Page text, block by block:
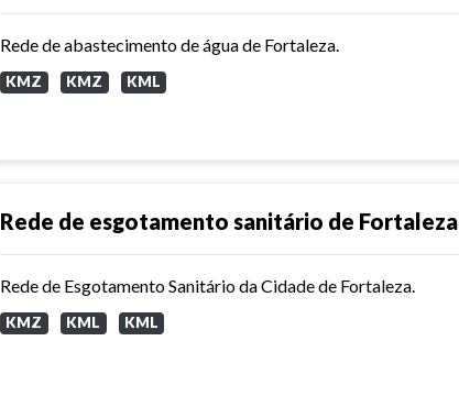
Rede de abastecimento de água de Fortaleza.
KMZ KMZ KML
Rede de esgotamento sanitário de Fortaleza
Rede de Esgotamento Sanitário da Cidade de Fortaleza.
KMZ KML KML